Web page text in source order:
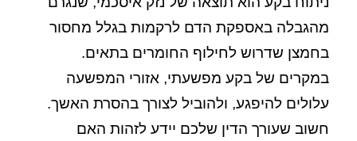
מהגבלה באספקת הדם לרקמות בגלל מחסור
בחמצן שדרוש לחילוף החומרים בתאים.
במקרים של בקע מפשעתי, אזורי המפשעה
עלולים להיפגע, ולהוביל לצורך בהסרת האשך.
חשוב שעורך הדין שלכם יידע לזהות האם